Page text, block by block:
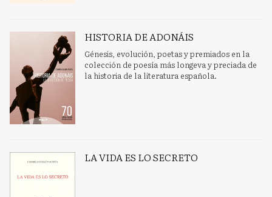
HISTORIA DE ADONÁIS
Génesis, evolución, poetas y premiados en la
colección de poesía más longeva y preciada de
la historia de la literatura española.
LA VIDA ES LO SECRETO